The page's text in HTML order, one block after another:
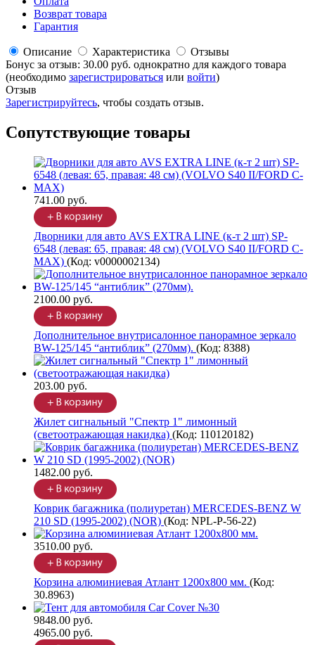
Возврат товара
Гарантия
Описание Характеристика
Отзывы
Бонус за отзыв: 30.00 руб. однократно для каждого товара
(необходимо зарегистрироваться или войти)
Отзыв
Зарегистрируйтесь, чтобы создать отзыв.
Сопутствующие товары
741.00 руб.
Дворники для авто AVS EXTRA LINE (к-т 2 шт) SP-
6548 (левая: 65, правая: 48 см) (VOLVO S40 II/FORD C-
MAX) (Код: v0000002134)
2100.00 руб.
Дополнительное внутрисалонное панорамное зеркало
BW-125/145 “антиблик” (270мм). (Код: 8388)
203.00 руб.
Жилет сигнальный "Спектр 1" лимонный
(светоотражающая накидка) (Код: 110120182)
1482.00 руб.
Коврик багажника (полиуретан) MERCEDES-BENZ W
210 SD (1995-2002) (NOR) (Код: NPL-P-56-22)
3510.00 руб.
Корзина алюминиевая Атлант 1200х800 мм. (Код:
30.8963)
9848.00 руб.
4965.00 руб.